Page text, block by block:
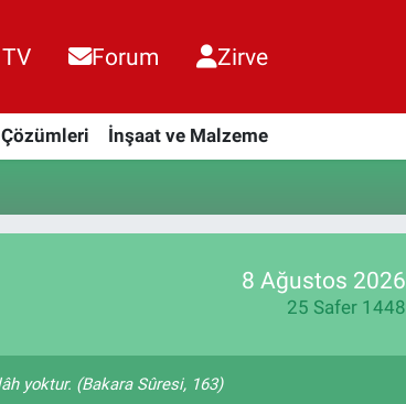
TV Forum Zirve
İnşaat ve Malzeme
8 Ağustos 2026
25 Safer 1448
yoktur. (Bakara Sûresi, 163)